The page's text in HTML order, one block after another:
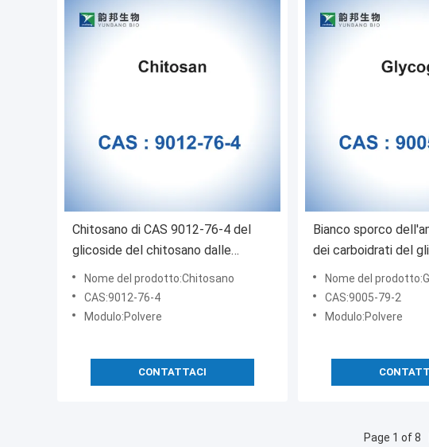
Chitosano di CAS 9012-76-4 del
glicoside del chitosano dalle
coperture del gamberetto 98%
Nome del prodotto:Chitosano
CAS:9012-76-4
Modulo:Polvere
CONTATTACI
Bianco sporco
dei carboidrati del
9005-79-2 Lione
Nome del
CAS:9005-79-2
Modulo:Polvere
Page 1 of 8